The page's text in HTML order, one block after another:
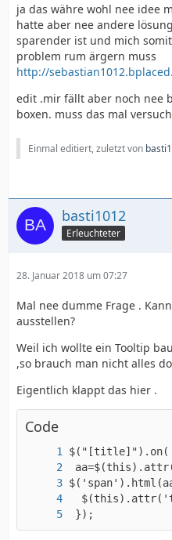
ja das währe wohl nee idee
hatte aber nee andere
sparender ist und mich
problem rum ärgern muss
http://
edit .mir fällt aber noch nee
boxen. muss das mal
Einmal editiert, zuletzt von
basti1012
Erleuchteter
28. Januar 2018 um 07:27
Mal nee dumme Frage .
ausstellen?
Weil ich wollte ein Tooltip
,so brauch man nicht alles
Eigentlich klappt das hier .
Code
});